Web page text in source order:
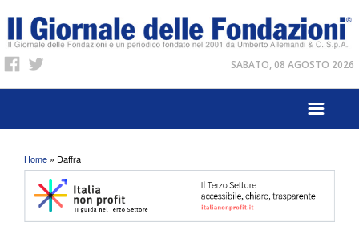
SABATO, 08 AGOSTO 2026
Tu sei qui
Home » Daffra